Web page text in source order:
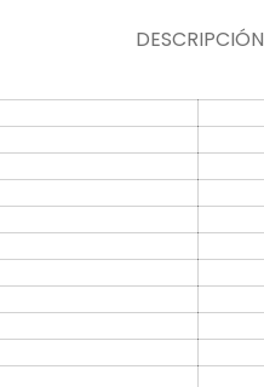
DESCRIPCIÓN